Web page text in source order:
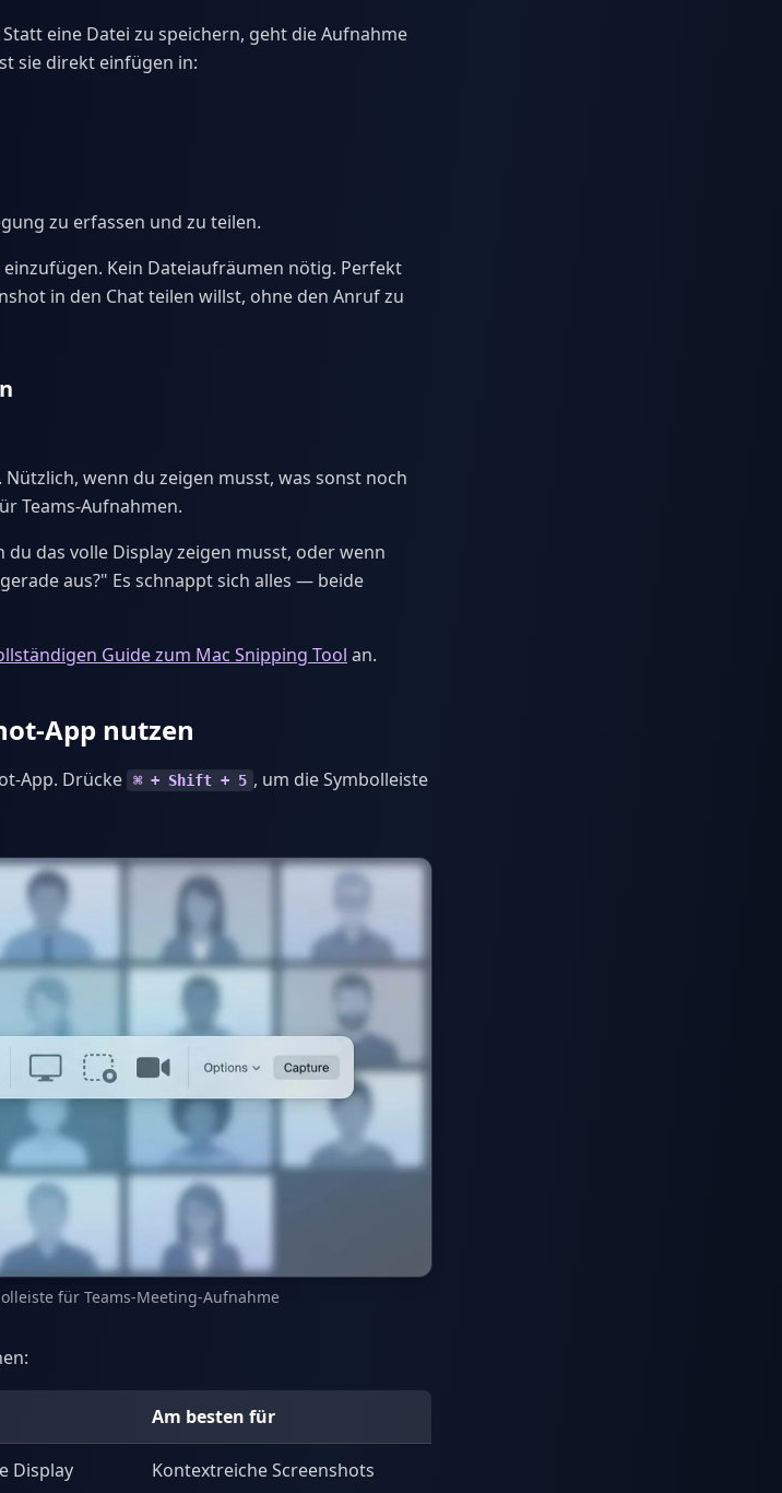
eine Datei zu speichern, geht die Aufnahme
sie direkt einfügen in:
zu erfassen und zu teilen.
Kein Dateiaufräumen nötig. Perfekt
in den Chat teilen willst, ohne den Anruf zu
wenn du zeigen musst, was sonst noch
Teams-Aufnahmen.
du das volle Display zeigen musst, oder wenn
aus?" Es schnappt sich alles — beide
Guide zum Mac Snipping Tool an.
App nutzen
App. Drücke ⌘ + Shift + 5 , um die Symbolleiste
für Teams-Meeting-Aufnahme
Am besten für
Display Kontextreiche Screenshots